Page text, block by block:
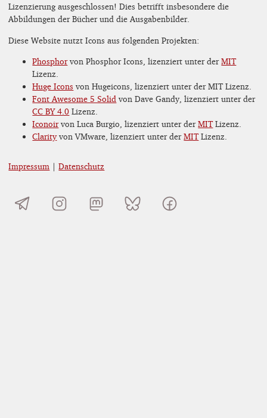
Lizenzierung ausgeschlossen! Dies betrifft insbesondere die
Abbildungen der Bücher und die Ausgabenbilder.
Diese Website nutzt Icons aus folgenden Projekten:
Phosphorvon Phosphor Icons, lizenziert unter derMIT
Lizenz.
Huge Icons von Hugeicons, lizenziert unter der MIT Lizenz.
Font Awesome 5 Solid von Dave Gandy, lizenziert unter der
CC BY 4.0 Lizenz.
Iconoirvon Luca Burgio, lizenziert unter derMITLizenz.
Clarityvon VMware, lizenziert unter derMITLizenz.
Impressum |Datenschutz